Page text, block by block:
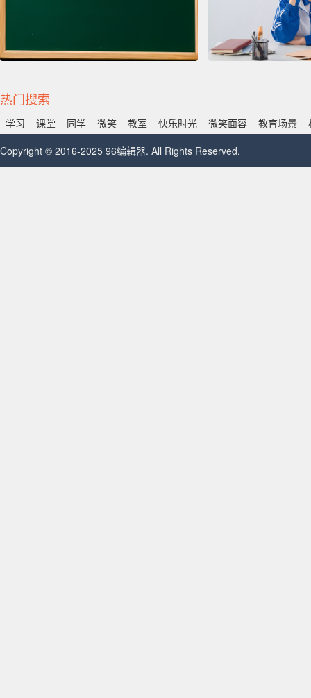
热门搜索
学习 课堂 同学 微笑 教室 快乐时光 微笑面容 教育场景
Copyright © 2016-2025 96编辑器. All Rights Reserved.